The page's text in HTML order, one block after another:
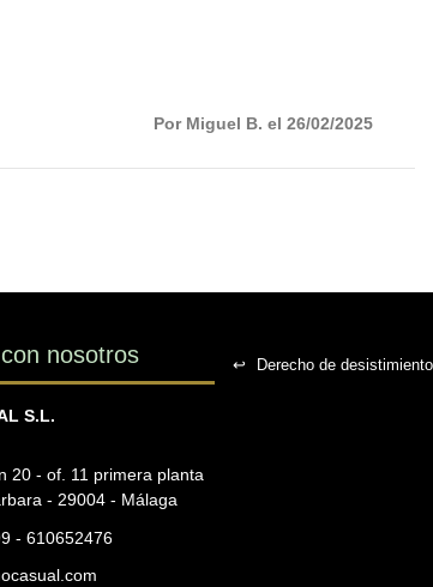
Por Miguel B. el 26/02/2025
nosotros
S.L.
20 - of. 11 primera planta
- 29004 - Málaga
- 610652476
↩ Derecho de desistimiento